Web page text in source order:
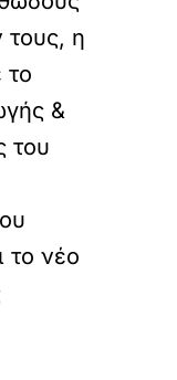
τους, η
το
&
του
το νέο